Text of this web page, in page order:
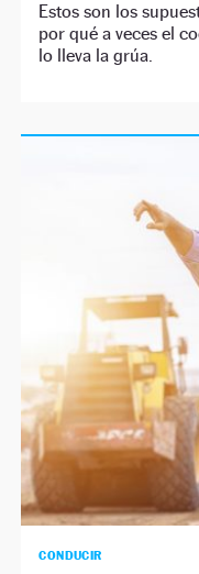
Estos son los
por qué a veces el
lo lleva la grúa.
CONDUCIR